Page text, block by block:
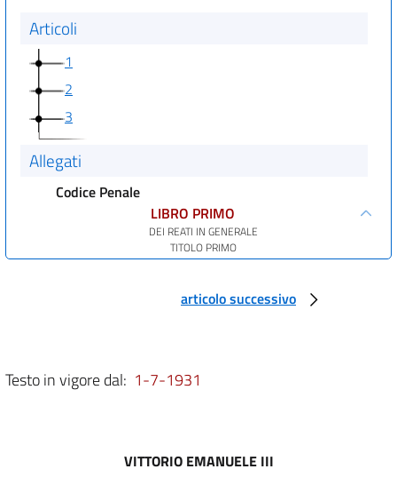
Articoli
1
2
3
Allegati
Codice Penale
LIBRO PRIMO
DEI REATI IN GENERALE
TITOLO PRIMO
DELLA LEGGE PENALE
art. 4
articolo successivo
Testo in vigore dal: 1-7-1931
VITTORIO EMANUELE III